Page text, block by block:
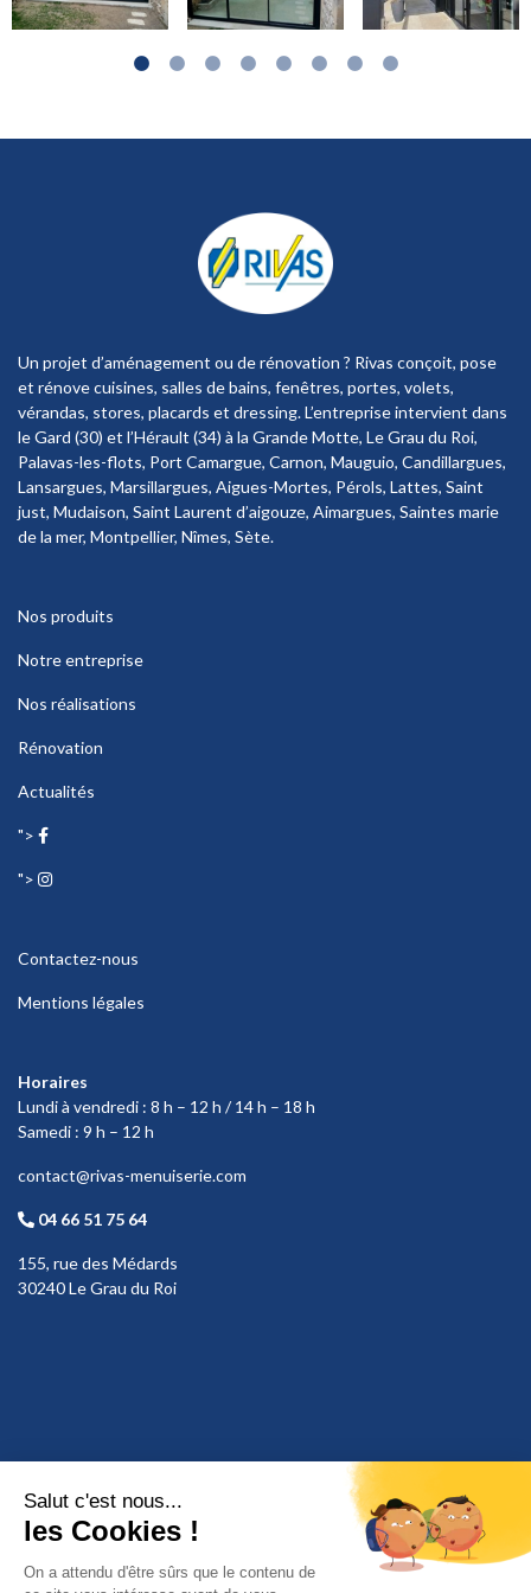
Un projet d’aménagement ou de rénovation ? Rivas conçoit, pose
et rénove cuisines, salles de bains, fenêtres, portes, volets,
vérandas, stores, placards et dressing. L’entreprise intervient dans
le Gard (30) et l’Hérault (34) à la Grande Motte, Le Grau du Roi,
Palavas-les-flots, Port Camargue, Carnon, Mauguio, Candillargues,
Lansargues, Marsillargues, Aigues-Mortes, Pérols, Lattes, Saint
just, Mudaison, Saint Laurent d’aigouze, Aimargues, Saintes marie
de la mer, Montpellier, Nîmes, Sète.
Nos produits
Notre entreprise
Nos réalisations
Rénovation
Actualités
">
">
Contactez-nous
Mentions légales
Horaires
Lundi à vendredi : 8 h – 12 h / 14 h – 18 h
Samedi : 9 h – 12 h
contact@rivas-menuiserie.com
04 66 51 75 64
155, rue des Médards
30240 Le Grau du Roi